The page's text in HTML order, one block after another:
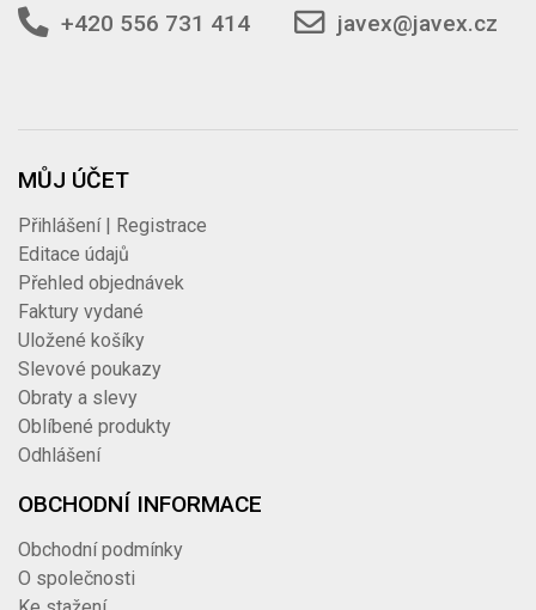
+420 556 731 414 javex@javex.cz
MŮJ ÚČET
Přihlášení | Registrace
Editace údajů
Přehled objednávek
Faktury vydané
Uložené košíky
Slevové poukazy
Obraty a slevy
Oblíbené produkty
Odhlášení
OBCHODNÍ INFORMACE
Obchodní podmínky
O společnosti